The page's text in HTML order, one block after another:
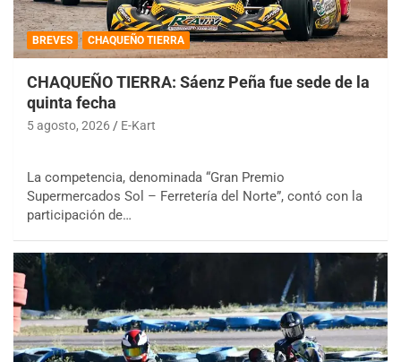
BREVES CHAQUEÑO TIERRA
CHAQUEÑO TIERRA: Sáenz Peña fue sede de la
quinta fecha
5 agosto, 2026 E-Kart
La competencia, denominada “Gran Premio
Supermercados Sol – Ferretería del Norte”, contó con la
participación de…